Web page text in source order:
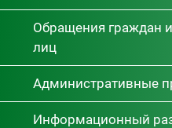
Обращения граждан
лиц
Административные
Информационный